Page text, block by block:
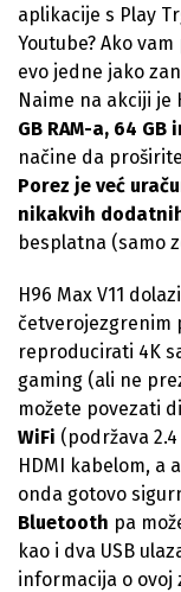
aplikacije s Play
Youtube? Ako
evo jedne jako
Naime na akciji je
GB RAM-a, 64
načine da
Porez je već
nikakvih
besplatna (samo
H96 Max V11
četverojezgrenim
reproducirati 4K
gaming (ali ne
možete povezati
WiFi (podržava 2.4
HDMI kabelom, a
onda gotovo
Bluetooth pa
kao i dva USB
informacija o ovoj